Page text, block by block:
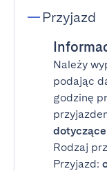
Przyjazd
Należy
podając
godzinę
Rodzaj
Przyjazd: